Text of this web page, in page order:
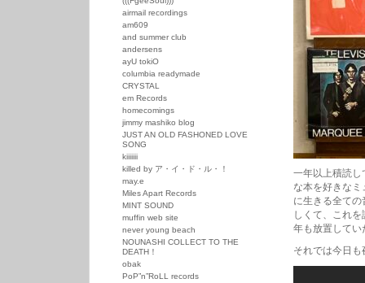
一年以上積読し
な本を好きな
に生きる全て
しくて、これ
年も放置してい
それでは今日
airmail recordings
am609
and summer club
andersens
ayU tokiO
columbia readymade
CRYSTAL
em Records
homecomings
jimmy mashiko blog
JUST AN OLD FASHONED LOVE
SONG
kiiiiiii
killed by ア・イ・ド・ル・！
may.e
Miles Apart Records
MINT SOUND
muffin web site
never young beach
NOUNASHI COLLECT TO THE
DEATH！
obak
PoP”n”RoLL records